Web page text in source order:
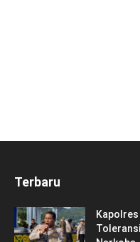
Terbaru
Kapolres